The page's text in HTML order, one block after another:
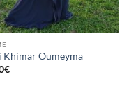
Khimar Oumeyma
€